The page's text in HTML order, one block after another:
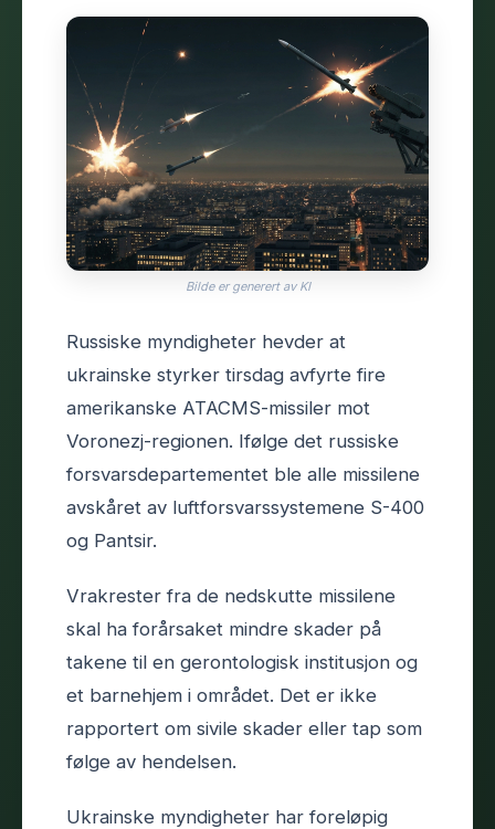
Bilde er generert av KI
Russiske myndigheter hevder at
ukrainske styrker tirsdag avfyrte fire
amerikanske ATACMS-missiler mot
Voronezj-regionen. Ifølge det russiske
forsvarsdepartementet ble alle missilene
avskåret av luftforsvarssystemene S-400
og Pantsir.
Vrakrester fra de nedskutte missilene
skal ha forårsaket mindre skader på
takene til en gerontologisk institusjon og
et barnehjem i området. Det er ikke
rapportert om sivile skader eller tap som
følge av hendelsen.
Ukrainske myndigheter har foreløpig